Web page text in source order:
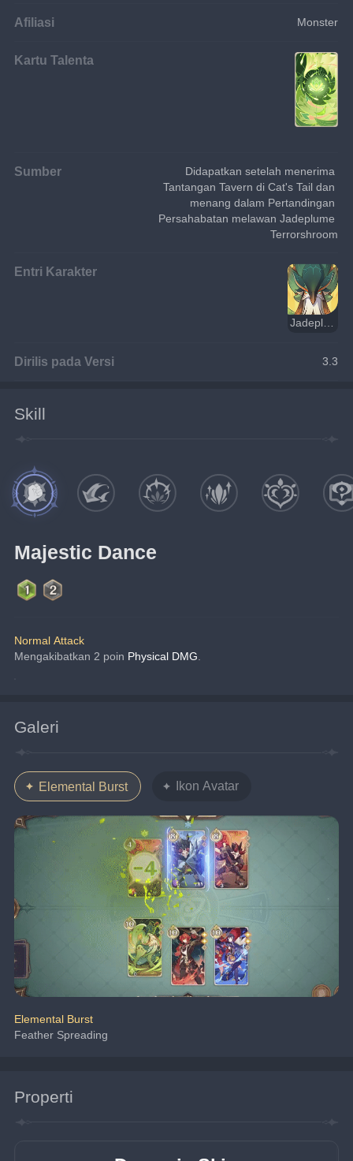
Afiliasi Monster
Kartu Talenta
Sumber
Didapatkan setelah menerima
Tantangan Tavern di Cat's Tail dan
menang dalam Pertandingan
Persahabatan melawan Jadeplume
Terrorshroom
Entri Karakter
Jadeplume Terrorshroom
Dirilis pada Versi 3.3
Skill
Majestic Dance
Normal Attack
Mengakibatkan 2 poin Physical DMG
Galeri
Elemental Burst Ikon Avatar
Elemental Burst
Feather Spreading
Properti